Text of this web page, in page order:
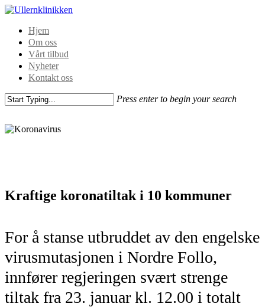
Hjem
Om oss
Vårt tilbud
Nyheter
Kontakt oss
Press enter to begin your search
Kraftige koronatiltak i 10 kommuner
For å stanse utbruddet av den engelske
virusmutasjonen i Nordre Follo,
innfører regjeringen svært strenge
tiltak fra 23. januar kl. 12.00 i totalt